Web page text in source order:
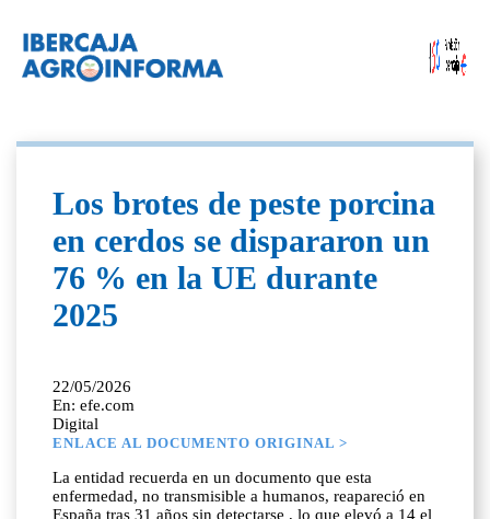
Los brotes de peste porcina
en cerdos se dispararon un
76 % en la UE durante
2025
22/05/2026
En: efe.com
Digital
ENLACE AL DOCUMENTO ORIGINAL >
La entidad recuerda en un documento que esta
enfermedad, no transmisible a humanos, reapareció en
España tras 31 años sin detectarse , lo que elevó a 14 el